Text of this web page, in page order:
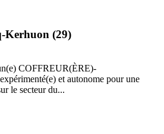
Kerhuon (29)
COFFREUR(ÈRE)-
et autonome pour une
le secteur du...